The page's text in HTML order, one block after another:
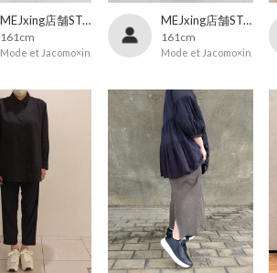
MEJxing店舗STAFF
161cm
Mode et Jacomo×ing
MEJxing店舗STAFF
161cm
Mode et Jacomo×ing